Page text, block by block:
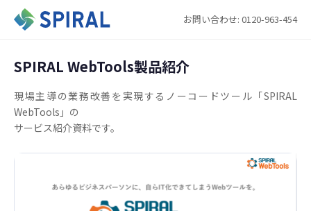
お問い合わせ: 0120-963-454
SPIRAL WebTools製品紹介
現場主導の業務改善を実現するノーコードツール「SPIRAL
WebTools」の
サービス紹介資料です。